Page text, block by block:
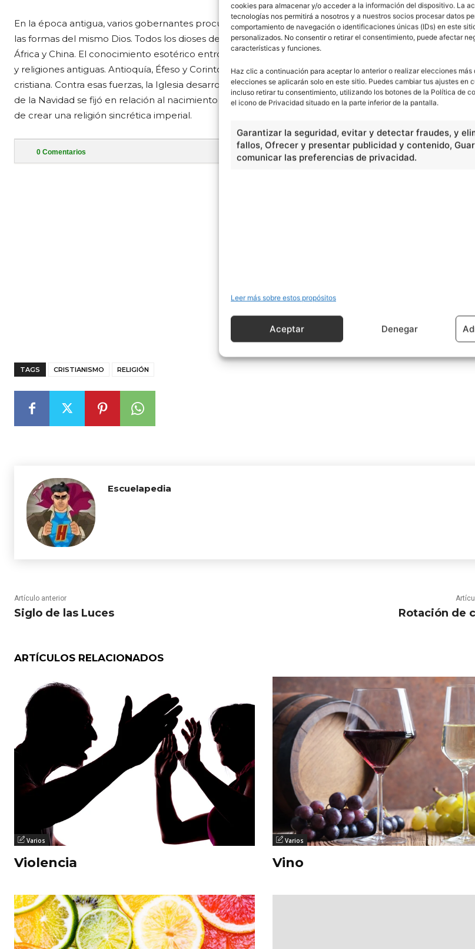
cookies para almacenar y/o acceder a la información del dispositivo. La
tecnologías nos permitirá a nosotros y a nuestros socios procesar datos
comportamiento de navegación o identificaciones únicas (IDs) en este
personalizados. No consentir o retirar el consentimiento, puede afectar
características y funciones.
Haz clic a continuación para aceptar lo anterior o realizar elecciones más
elecciones se aplicarán solo en este sitio. Puedes cambiar tus ajustes en
incluso retirar tu consentimiento, utilizando los botones de la Política de
el icono de Privacidad situado en la parte inferior de la pantalla.
Garantizar la seguridad, evitar y detectar fraudes, y
fallos, Ofrecer y presentar publicidad y contenido,
comunicar las preferencias de privacidad.
Leer más sobre estos propósitos
Aceptar Denegar
En la época antigua, varios gobernantes procuraron mezclar culturas a través del monoteísmo
las formas del mismo Dios. Todos los dioses de Egipto,Persia
, Babilonia y Grecia. La influencia se
África y China. El conocimiento esotérico entró en disputa con la historia religiosa. Roma abrigó todos
y religiones antiguas. Antioquía, Éfeso y Corinto impulsaron dioses sincréticos buscando absorber la
cristiana. Contra esas fuerzas, la Iglesia desarrolló sus credos, cánones y celebraciones. La fecha de
de la Navidad se fijó en relación al nacimiento del dios sol, Sol Invictus, en protesta contra un
de crear una religión sincrética imperial.
0 Comentarios
TAGS CRISTIANISMO RELIGIÓN
Escuelapedia
Artículo anterior
Siglo de las Luces Rotación de
ARTÍCULOS RELACIONADOS
Varios
Violencia
Varios
Vino